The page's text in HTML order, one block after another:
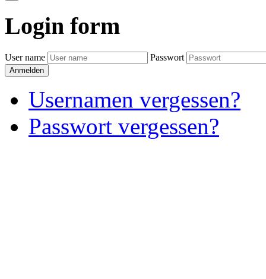
Login form
User name Passwort
Anmelden
Usernamen vergessen?
Passwort vergessen?